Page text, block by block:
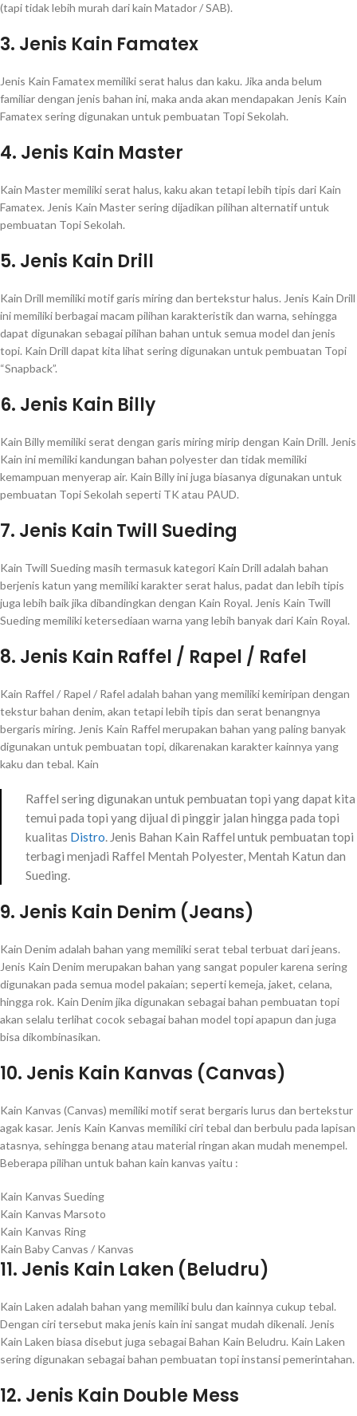
(tapi tidak lebih murah dari kain Matador / SAB).
3. Jenis Kain Famatex
Jenis Kain Famatex memiliki serat halus dan kaku. Jika anda belum
familiar dengan jenis bahan ini, maka anda akan mendapakan Jenis Kain
Famatex sering digunakan untuk pembuatan Topi Sekolah.
4. Jenis Kain Master
Kain Master memiliki serat halus, kaku akan tetapi lebih tipis dari Kain
Famatex. Jenis Kain Master sering dijadikan pilihan alternatif untuk
pembuatan Topi Sekolah.
5. Jenis Kain Drill
Kain Drill memiliki motif garis miring dan bertekstur halus. Jenis Kain Drill
ini memiliki berbagai macam pilihan karakteristik dan warna, sehingga
dapat digunakan sebagai pilihan bahan untuk semua model dan jenis
topi. Kain Drill dapat kita lihat sering digunakan untuk pembuatan Topi
“Snapback”.
6. Jenis Kain Billy
Kain Billy memiliki serat dengan garis miring mirip dengan Kain Drill. Jenis
Kain ini memiliki kandungan bahan polyester dan tidak memiliki
kemampuan menyerap air. Kain Billy ini juga biasanya digunakan untuk
pembuatan Topi Sekolah seperti TK atau PAUD.
7. Jenis Kain Twill Sueding
Kain Twill Sueding masih termasuk kategori Kain Drill adalah bahan
berjenis katun yang memiliki karakter serat halus, padat dan lebih tipis
juga lebih baik jika dibandingkan dengan Kain Royal. Jenis Kain Twill
Sueding memiliki ketersediaan warna yang lebih banyak dari Kain Royal.
8. Jenis Kain Raffel / Rapel / Rafel
Kain Raffel / Rapel / Rafel adalah bahan yang memiliki kemiripan dengan
tekstur bahan denim, akan tetapi lebih tipis dan serat benangnya
bergaris miring. Jenis Kain Raffel merupakan bahan yang paling banyak
digunakan untuk pembuatan topi, dikarenakan karakter kainnya yang
kaku dan tebal. Kain
Raffel sering digunakan untuk pembuatan topi yang dapat kita
temui pada topi yang dijual di pinggir jalan hingga pada topi
kualitas Distro. Jenis Bahan Kain Raffel untuk pembuatan topi
terbagi menjadi Raffel Mentah Polyester, Mentah Katun dan
Sueding.
9. Jenis Kain Denim (Jeans)
Kain Denim adalah bahan yang memiliki serat tebal terbuat dari jeans.
Jenis Kain Denim merupakan bahan yang sangat populer karena sering
digunakan pada semua model pakaian; seperti kemeja, jaket, celana,
hingga rok. Kain Denim jika digunakan sebagai bahan pembuatan topi
akan selalu terlihat cocok sebagai bahan model topi apapun dan juga
bisa dikombinasikan.
10. Jenis Kain Kanvas (Canvas)
Kain Kanvas (Canvas) memiliki motif serat bergaris lurus dan bertekstur
agak kasar. Jenis Kain Kanvas memiliki ciri tebal dan berbulu pada lapisan
atasnya, sehingga benang atau material ringan akan mudah menempel.
Beberapa pilihan untuk bahan kain kanvas yaitu :
Kain Kanvas Sueding
Kain Kanvas Marsoto
Kain Kanvas Ring
Kain Baby Canvas / Kanvas
11. Jenis Kain Laken (Beludru)
Kain Laken adalah bahan yang memiliki bulu dan kainnya cukup tebal.
Dengan ciri tersebut maka jenis kain ini sangat mudah dikenali. Jenis
Kain Laken biasa disebut juga sebagai Bahan Kain Beludru. Kain Laken
sering digunakan sebagai bahan pembuatan topi instansi pemerintahan.
12. Jenis Kain Double Mess